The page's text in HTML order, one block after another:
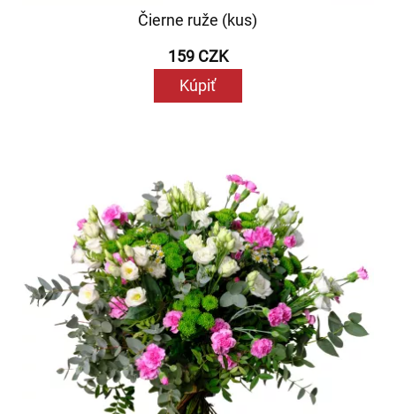
Čierne ruže (kus)
159 CZK
Kúpiť